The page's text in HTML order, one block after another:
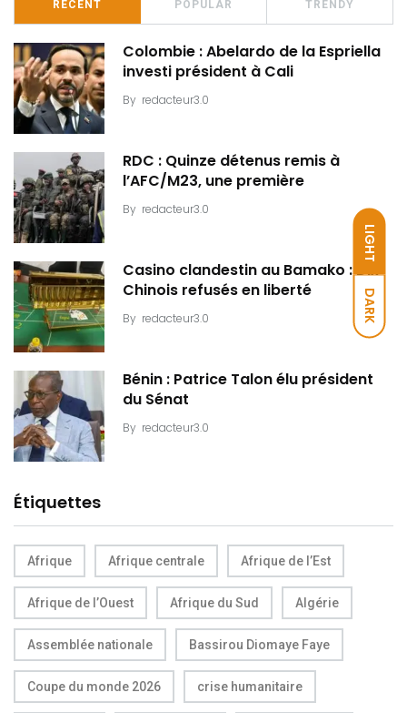
LIGHT
DARK
RECENT POPULAR TRENDY
Colombie : Abelardo de la Espriella
investi président à Cali
By redacteur3.0
RDC : Quinze détenus remis à
l’AFC/M23, une première
By redacteur3.0
Casino clandestin au Bamako : Dix
Chinois refusés en liberté
By redacteur3.0
Bénin : Patrice Talon élu président
du Sénat
By redacteur3.0
Étiquettes
Afrique Afrique centrale Afrique de l’Est
Afrique de l’Ouest Afrique du Sud Algérie
Assemblée nationale Bassirou Diomaye Faye
Coupe du monde 2026 crise humanitaire